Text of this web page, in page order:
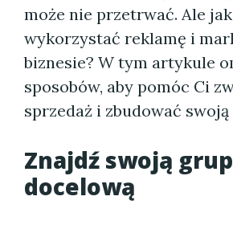
może nie przetrwać. Ale
wykorzystać reklamę i
biznesie? W tym artykule
sposobów, aby pomóc Ci
sprzedaż i zbudować swoją
Znajdź swoją
docelową